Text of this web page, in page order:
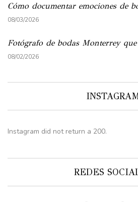
Cómo documentar emociones de
08/03/2026
Fotógrafo de bodas Monterrey
08/02/2026
Instagram did not return a 200.
REDES